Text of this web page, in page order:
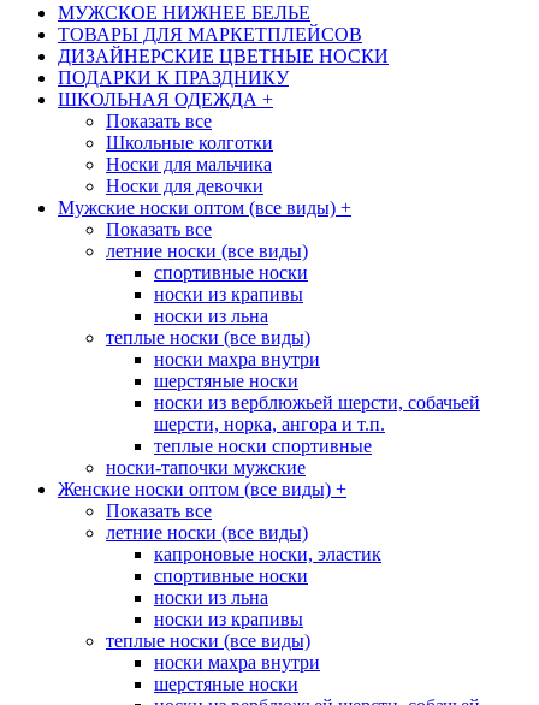
МУЖСКОЕ НИЖНЕЕ БЕЛЬЕ
ТОВАРЫ ДЛЯ МАРКЕТПЛЕЙСОВ
ДИЗАЙНЕРСКИЕ ЦВЕТНЫЕ НОСКИ
ПОДАРКИ К ПРАЗДНИКУ
ШКОЛЬНАЯ ОДЕЖДА +
Показать все
Школьные колготки
Носки для мальчика
Носки для девочки
Мужские носки оптом (все виды) +
Показать все
летние носки (все виды)
спортивные носки
носки из крапивы
носки из льна
теплые носки (все виды)
носки махра внутри
шерстяные носки
носки из верблюжьей шерсти, собачьей
шерсти, норка, ангора и т.п.
теплые носки спортивные
носки-тапочки мужские
Женские носки оптом (все виды) +
Показать все
летние носки (все виды)
капроновые носки, эластик
спортивные носки
носки из льна
носки из крапивы
теплые носки (все виды)
носки махра внутри
шерстяные носки